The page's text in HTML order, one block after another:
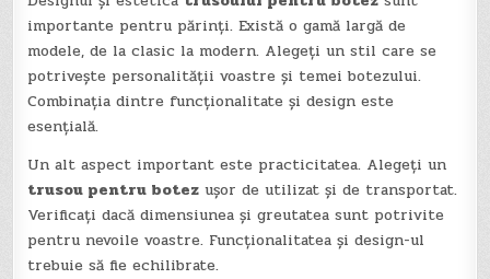
importante pentru părinți. Există o gamă largă de
modele, de la clasic la modern. Alegeți un stil care se
potrivește personalității voastre și temei botezului.
Combinația dintre funcționalitate și design este
esențială.
Un alt aspect important este practicitatea. Alegeți un
trusou pentru botez ușor de utilizat și de transportat.
Verificați dacă dimensiunea și greutatea sunt potrivite
pentru nevoile voastre. Funcționalitatea și design-ul
trebuie să fie echilibrate.